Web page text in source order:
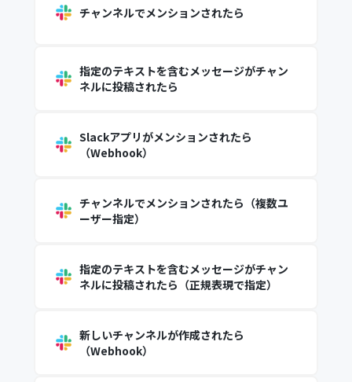
チャンネルでメンションされたら
指定のテキストを含むメッセージがチャン
ネルに投稿されたら
Slackアプリがメンションされたら
（Webhook）
チャンネルでメンションされたら（複数ユ
ーザー指定）
指定のテキストを含むメッセージがチャン
ネルに投稿されたら（正規表現で指定）
新しいチャンネルが作成されたら
（Webhook）